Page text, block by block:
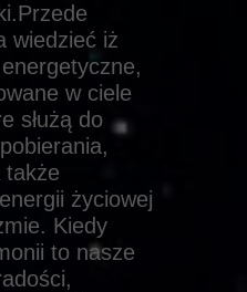
wiedzieć iż
w ciele
służą do
także
życiowej
Kiedy
to nasze